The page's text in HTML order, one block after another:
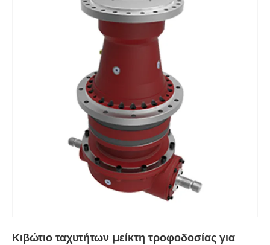
Κιβώτιο ταχυτήτων μείκτη τροφοδοσίας για